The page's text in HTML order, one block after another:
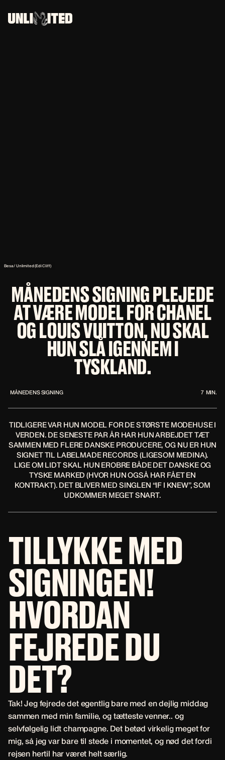
Besa / Unlimited (Edi Cliff)
MÅNEDENS SIGNING PLEJEDE
AT VÆRE MODEL FOR CHANEL
OG LOUIS VUITTON, NU SKAL
HUN SLÅ IGENNEM I
TYSKLAND.
MÅNEDENS SIGNING 7 MIN.
TIDLIGERE VAR HUN MODEL FOR DE STØRSTE MODEHUSE I
VERDEN. DE SENESTE PAR ÅR HAR HUN ARBEJDET TÆT
SAMMEN MED FLERE DANSKE PRODUCERE, OG NU ER HUN
SIGNET TIL LABELMADE RECORDS (LIGESOM MEDINA).
LIGE OM LIDT SKAL HUN EROBRE BÅDE DET DANSKE OG
TYSKE MARKED (HVOR HUN OGSÅ HAR FÅET EN
KONTRAKT). DET BLIVER MED SINGLEN “IF I KNEW”, SOM
UDKOMMER MEGET SNART.
TILLYKKE MED
SIGNINGEN!
HVORDAN
FEJREDE DU
DET?
Tak! Jeg fejrede det egentlig bare med en dejlig middag
sammen med min familie, og tætteste venner.. og
selvfølgelig lidt champagne. Det betød virkelig meget for
mig, så jeg var bare til stede i momentet, og nød det fordi
rejsen hertil har været helt særlig.